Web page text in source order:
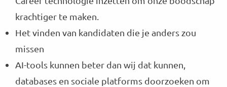
krachtiger te maken.
Het vinden van kandidaten die je anders zou
missen
AI-tools kunnen beter dan wij dat kunnen,
databases en sociale platforms doorzoeken om